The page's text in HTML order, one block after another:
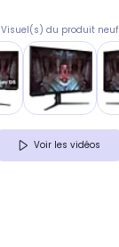
Visuel(s) du produit neuf
Voir les vidéos